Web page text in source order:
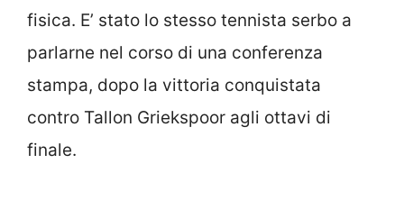
fisica. E’ stato lo stesso tennista serbo a
parlarne nel corso di una conferenza
stampa, dopo la vittoria conquistata
contro Tallon Griekspoor agli ottavi di
finale.